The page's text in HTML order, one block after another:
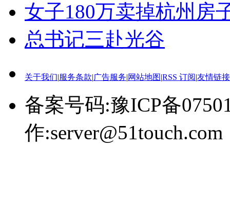
女子180万卖掉杭州房
总书记三赴光谷
关于我们|服务条款|广告服务|网站地图|RSS 订阅|友情链接
备案号码:豫ICP备
作:server@51touch.com